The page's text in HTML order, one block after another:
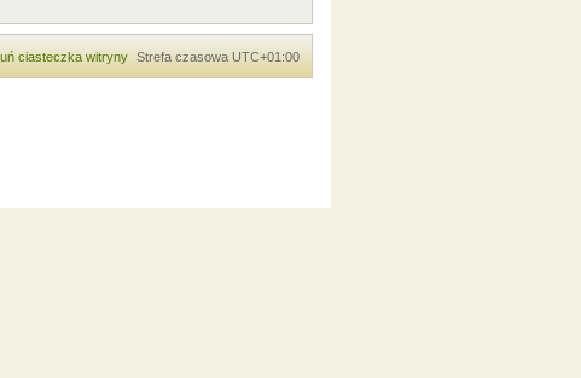
Strefa czasowa UTC+01:00
ciasteczka witryny